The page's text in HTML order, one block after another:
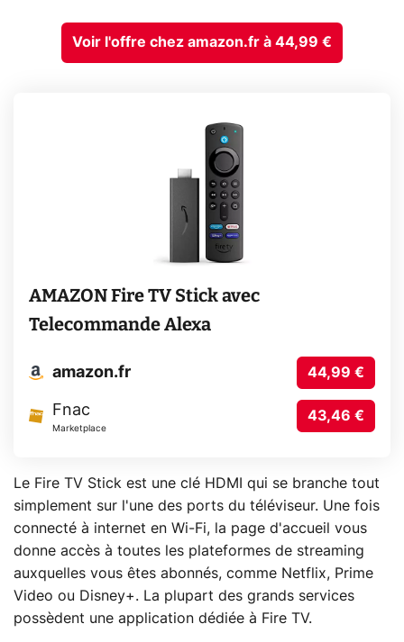
Voir l'offre chez amazon.fr à 44,99 €
AMAZON Fire TV Stick avec
Telecommande Alexa
amazon.fr 44,99 €
Fnac
Marketplace
43,46 €
Le Fire TV Stick est une clé HDMI qui se branche tout
simplement sur l'une des ports du téléviseur. Une fois
connecté à internet en Wi-Fi, la page d'accueil vous
donne accès à toutes les plateformes de streaming
auxquelles vous êtes abonnés, comme Netflix, Prime
Video ou Disney+. La plupart des grands services
possèdent une application dédiée à Fire TV.